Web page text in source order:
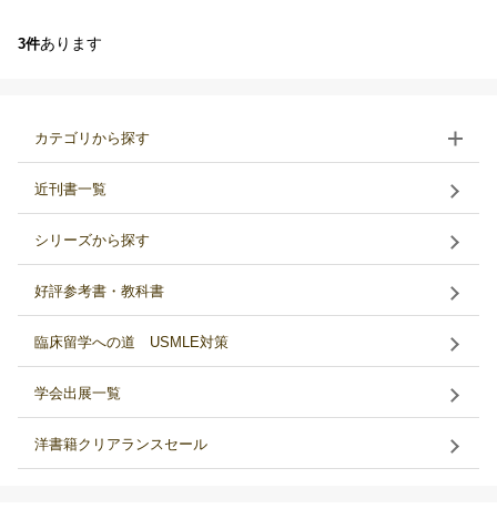
3件あります
カテゴリから探す
近刊書一覧
シリーズから探す
好評参考書・教科書
臨床留学への道 USMLE対策
学会出展一覧
洋書籍クリアランスセール